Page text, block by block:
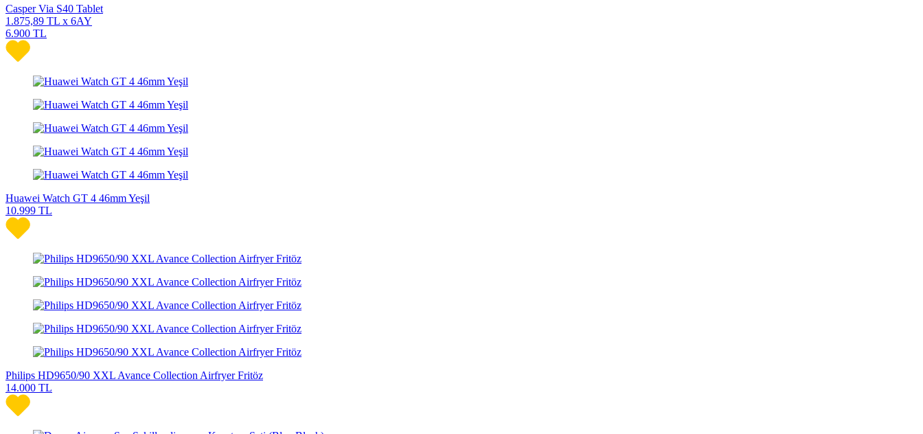
Casper Via S40 Tablet
1.875,89 TL x 6AY
6.900 TL
Huawei Watch GT 4 46mm Yeşil
10.999 TL
Philips HD9650/90 XXL Avance Collection Airfryer Fritöz
14.000 TL